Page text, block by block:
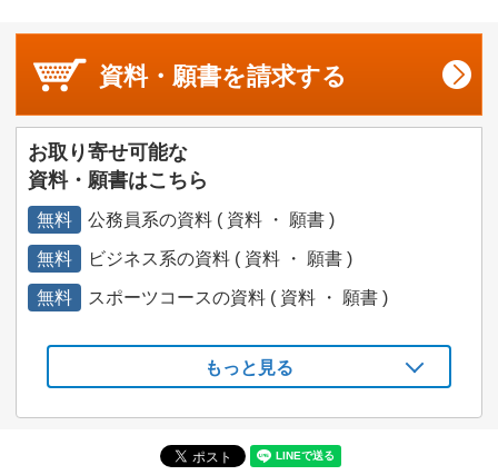
資料・願書を請求する
お取り寄せ可能な
資料・願書はこちら
無料 公務員系の資料 ( 資料 ・ 願書 )
無料 ビジネス系の資料 ( 資料 ・ 願書 )
無料 スポーツコースの資料 ( 資料 ・ 願書 )
もっと見る